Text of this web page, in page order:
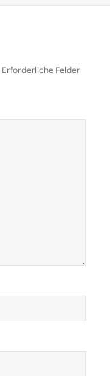
Erforderliche Felder